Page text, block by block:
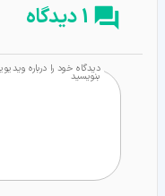
1 دیدگاه
دیدگاه خود را درباره
بنویسید